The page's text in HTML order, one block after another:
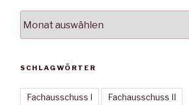
SCHLAGWÖRTER
Fachausschuss I Fachausschuss II